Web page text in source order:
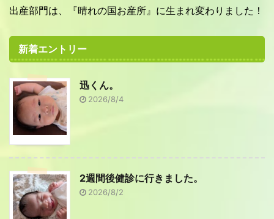
出産部門は、『晴れの国お産所』に生まれ変わりました！
新着エントリー
迅くん。
2026/8/4
2週間後健診に行きました。
2026/8/2